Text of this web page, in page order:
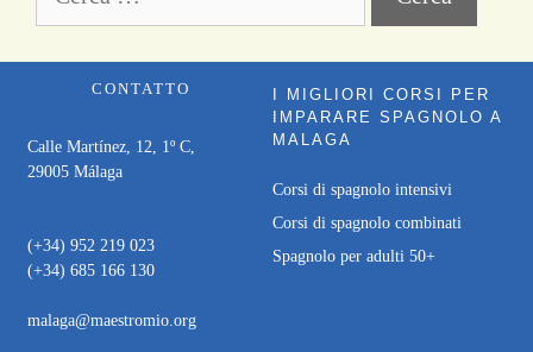
CONTATTO
Calle Martínez, 12, 1º C,
29005 Málaga
(+34) 952 219 023
(+34) 685 166 130
malaga@maestromio.org
I MIGLIORI CORSI PER
IMPARARE SPAGNOLO A
MALAGA
Corsi di spagnolo intensivi
Corsi di spagnolo combinati
Spagnolo per adulti 50+